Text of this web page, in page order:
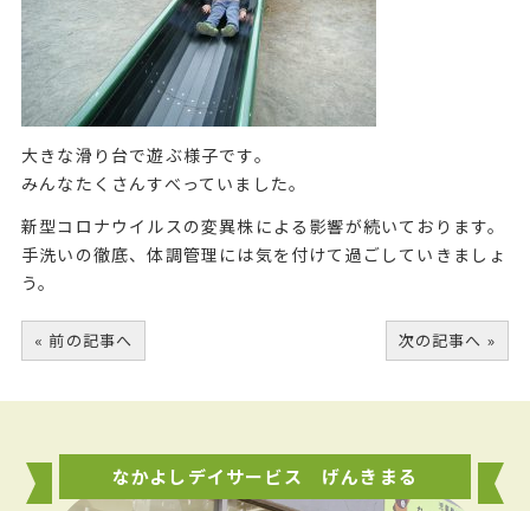
大きな滑り台で遊ぶ様子です。
みんなたくさんすべっていました。
新型コロナウイルスの変異株による影響が続いております。
手洗いの徹底、体調管理には気を付けて過ごしていきましょ
う。
« 前の記事へ 次の記事へ »
なかよしデイサービス げんきまる